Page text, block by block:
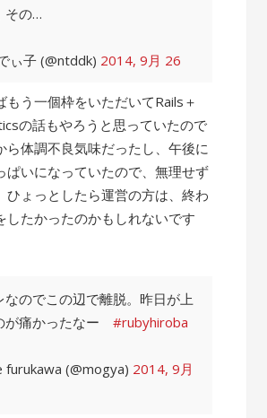
その…
ぃ子 (@ntddk) 2014, 9月 26
う一個枠をいただいてRails＋
の話もやろうと思っていたので
ら体調不良気味だったし、午後に
ぱいになっていたので、無理せず
ひょっとしたら運営の方は、終わ
したかったのかもしれないです
なのでこの辺で離脱。昨日が上
が痛かったなー#rubyhiroba
(@mogya) 2014, 9月